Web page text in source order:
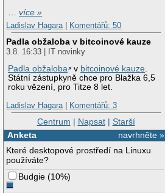
…více »
Ladislav Hagara| Komentářů: 50
Padla obžaloba v bitcoinové kauze
3.8. 16:33 | IT novinky
Padla obžaloba
v bitcoinové kauze.
Státní zástupkyně chce pro Blažka 6,5
roku vězení, pro Titze 8 let.
Ladislav Hagara| Komentářů: 3
Centrum | Napsat| Starší
navrhněte »
Anketa
Které desktopové prostředí na Linuxu
používáte?
Budgie (10%)